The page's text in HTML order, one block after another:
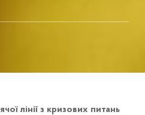
лінії з кризових питань